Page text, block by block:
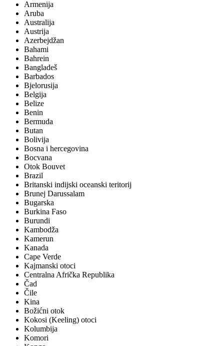
Armenija
Aruba
Australija
Austrija
Azerbejdžan
Bahami
Bahrein
Bangladeš
Barbados
Bjelorusija
Belgija
Belize
Benin
Bermuda
Butan
Bolivija
Bosna i hercegovina
Bocvana
Otok Bouvet
Brazil
Britanski indijski oceanski teritorij
Brunej Darussalam
Bugarska
Burkina Faso
Burundi
Kambodža
Kamerun
Kanada
Cape Verde
Kajmanski otoci
Centralna Afrička Republika
Čad
Čile
Kina
Božićni otok
Kokosi (Keeling) otoci
Kolumbija
Komori